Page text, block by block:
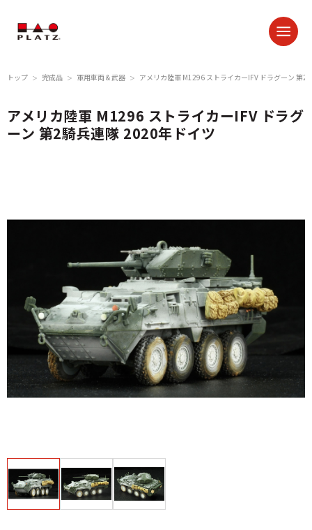
トップ ＞ 完成品 ＞ 軍用車両 & 武器 ＞ アメリカ陸軍 M1296 ストライカーIFV ドラグーン 第2
アメリカ陸軍 M1296 ストライカーIFV ドラグ
ーン 第2騎兵連隊 2020年ドイツ